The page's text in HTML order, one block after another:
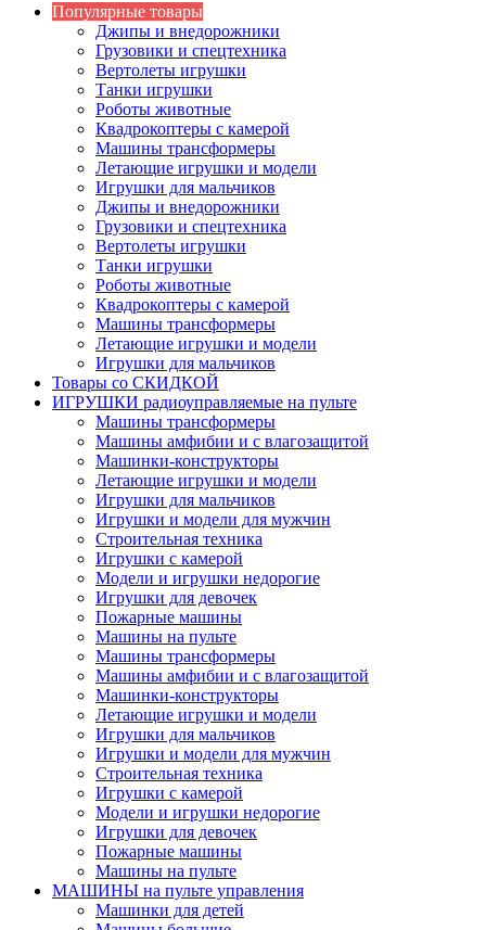
Популярные товары
Джипы и внедорожники
Грузовики и спецтехника
Вертолеты игрушки
Танки игрушки
Роботы животные
Квадрокоптеры с камерой
Машины трансформеры
Летающие игрушки и модели
Игрушки для мальчиков
Джипы и внедорожники
Грузовики и спецтехника
Вертолеты игрушки
Танки игрушки
Роботы животные
Квадрокоптеры с камерой
Машины трансформеры
Летающие игрушки и модели
Игрушки для мальчиков
Товары со СКИДКОЙ
ИГРУШКИ радиоуправляемые на пульте
Машины трансформеры
Машины амфибии и с влагозащитой
Машинки-конструкторы
Летающие игрушки и модели
Игрушки для мальчиков
Игрушки и модели для мужчин
Строительная техника
Игрушки с камерой
Модели и игрушки недорогие
Игрушки для девочек
Пожарные машины
Машины на пульте
Машины трансформеры
Машины амфибии и с влагозащитой
Машинки-конструкторы
Летающие игрушки и модели
Игрушки для мальчиков
Игрушки и модели для мужчин
Строительная техника
Игрушки с камерой
Модели и игрушки недорогие
Игрушки для девочек
Пожарные машины
Машины на пульте
МАШИНЫ на пульте управления
Машинки для детей